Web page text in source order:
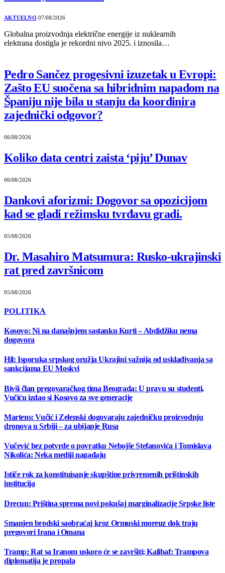
AKTUELNO 07/08/2026
Globalna proizvodnja električne energije iz nuklearnih
elektrana dostigla je rekordni nivo 2025. i iznosila…
Pedro Sančez progesivni izuzetak u Evropi:
Zašto EU suočena sa hibridnim napadom na
Španiju nije bila u stanju da koordinira
zajednički odgovor?
06/08/2026
Koliko data centri zaista ‘piju’ Dunav
06/08/2026
Dankovi aforizmi: Dogovor sa opozicijom
kad se gladi režimsku tvrđavu gradi.
05/08/2026
Dr. Masahiro Matsumura: Rusko-ukrajinski
rat pred završnicom
05/08/2026
POLITIKA
Kosovo: Ni na današnjem sastanku Kurti – Abdidžiku nema
dogovora
Hil: Isporuka srpskog oružja Ukrajini važnija od usklađivanja sa
sankcijama EU Moskvi
Bivši član pregovaračkog tima Beograda: U pravu su studenti,
Vučiću izdao si Kosovo za sve generacije
Martens: Vučić i Zelenski dogovaraju zajedničku proizvodnju
dronova u Srbiji – za ubijanje Rusa
Vučević bez potvrde o povratku Nebojše Stefanovića i Tomislava
Nikolića: Neka mediji nagađaju
Ističe rok za konstituisanje skupštine privremenih prištinskih
institucija
Drecun: Priština sprema novi pokušaj marginalizacije Srpske liste
Smanjen brodski saobraćaj kroz Ormuski moreuz dok traju
pregovori Irana i Omana
Tramp: Rat sa Iranom uskoro će se završiti; Kalibaf: Trampova
diplomatija je propala